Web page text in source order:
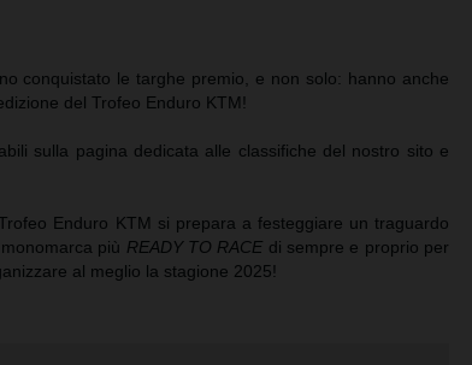
conquistato le targhe premio, e non solo: hanno anche
del Trofeo Enduro KTM!
sulla pagina dedicata alle classifiche del nostro sito e
Enduro KTM si prepara a festeggiare un traguardo
più READY TO RACE di sempre e proprio per
al meglio la stagione 2025!